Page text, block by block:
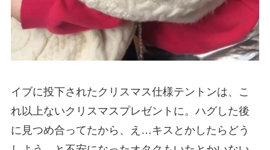
イブに投下されたクリスマス仕様テントンは、こ
れ以上ないクリスマスプレゼントに。ハグした後
に見つめ合ってたから、え…キスとかしたらどう